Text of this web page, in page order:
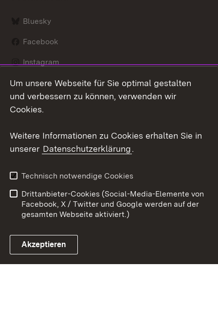
Bluesky
Facebook
Instagram
LinkedIn
Link zum Landesportal
Datenschutz
Barrierefreiheit
Impressum
Cookies
Um unsere Webseite für Sie optimal gestalten
und verbessern zu können, verwenden wir
Cookies.
Weitere Informationen zu Cookies erhalten Sie in
unserer Datenschutzerklärung.
Technisch notwendige Cookies
Drittanbieter-Cookies (Social-Media-Elemente von
Facebook, X / Twitter und Google werden auf der
gesamten Webseite aktiviert.)
Akzeptieren